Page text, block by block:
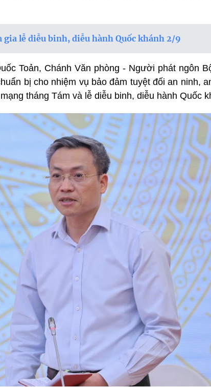
lễ diễu binh, diễu hành Quốc khánh 2/9
Toản, Chánh Văn phòng - Người phát ngôn
bị cho nhiệm vụ bảo đảm tuyệt đối an ninh,
tháng Tám và lễ diễu binh, diễu hành Quốc